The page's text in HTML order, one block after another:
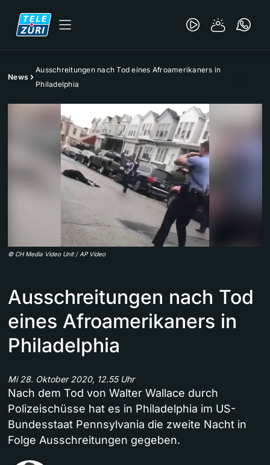
News
Ausschreitungen nach Tod eines Afroamerikaners in
Philadelphia
© CH Media Video Unit / AP Video
Ausschreitungen nach Tod
eines Afroamerikaners in
Philadelphia
Mi 28. Oktober 2020, 12.55 Uhr
Nach dem Tod von Walter Wallace durch
Polizeischüsse hat es in Philadelphia im US-
Bundesstaat Pennsylvania die zweite Nacht in
Folge Ausschreitungen gegeben.